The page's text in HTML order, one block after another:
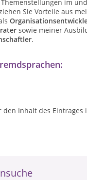
Themenstellungen im
Sie Vorteile aus
sowie meiner
.
Inhalt des Eintrages